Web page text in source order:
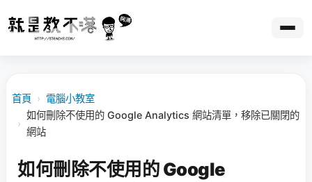
首頁 › 電腦小教室
›
如何刪除不使用的 Google Analytics 網站清單，移除已關閉的
網站
如何刪除不使用的 Google